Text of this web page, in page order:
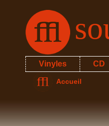
Vinyles CD
Accueil